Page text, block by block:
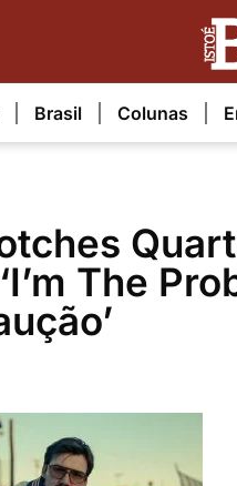
Brasil Colunas
The